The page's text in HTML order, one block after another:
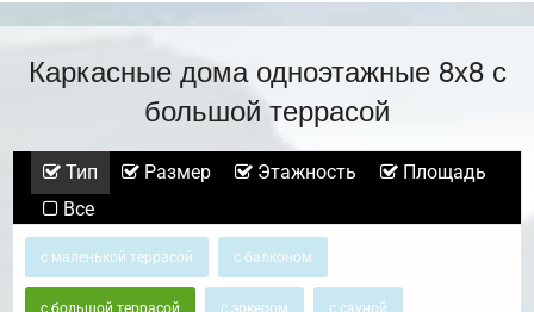
Каркасные дома одноэтажные 8х8 с
большой террасой
Тип Размер Этажность
Площадь
Все
с маленькой террасой с балконом
с большой террасой с эркером с сауной